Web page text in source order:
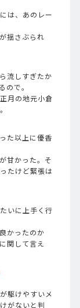
は、あのレー
揺さぶられ
流しすぎたか
ので。
月の地元小倉
た以上に優香
甘かった。そ
たけど緊張は
いに上手く行
かったのか
関して言え
駆けやすいメ
がないと判